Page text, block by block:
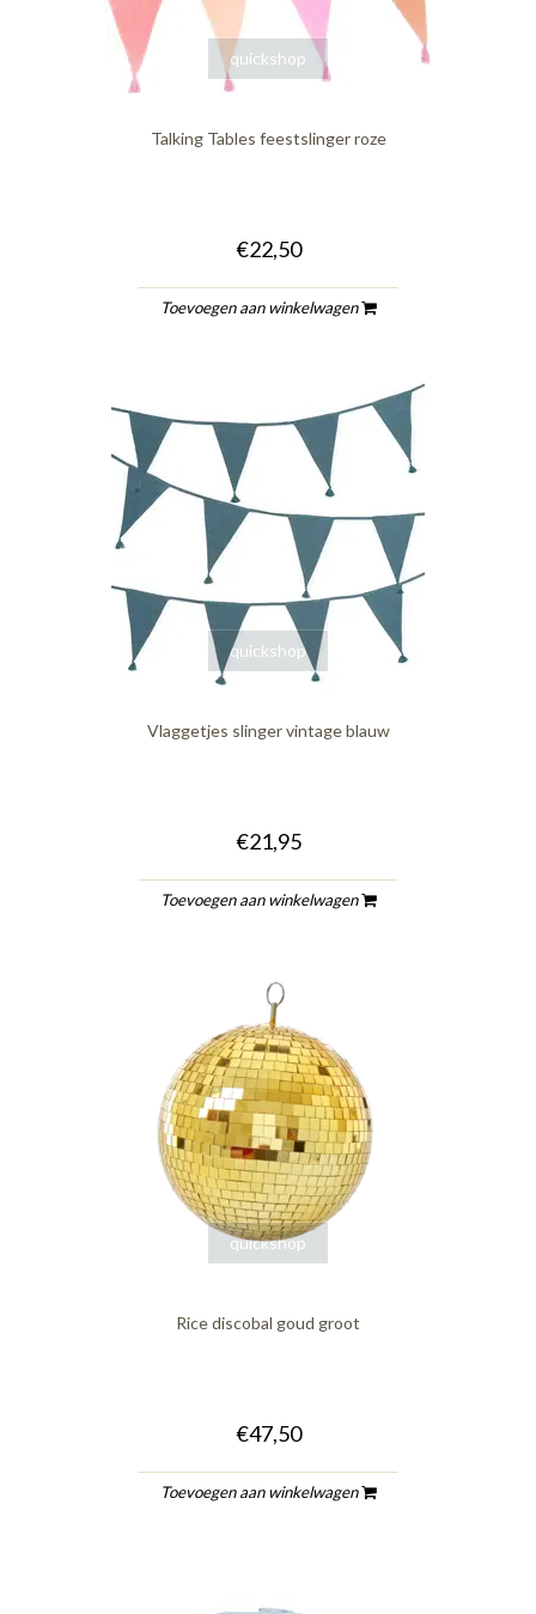
quickshop
Talking Tables feestslinger roze
€22,50
Toevoegen aan winkelwagen
quickshop
Vlaggetjes slinger vintage blauw
€21,95
Toevoegen aan winkelwagen
quickshop
Rice discobal goud groot
€47,50
Toevoegen aan winkelwagen